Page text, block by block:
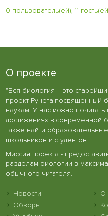
0 пользователь(ей), 11
О проекте
"Вся биология" - это
проект Рунета посвященный
наукам. У нас можно
достижениях в современной
также найти
школьников и студентов.
Миссия проекта -
разделам биологии в
обычного читателя.
Новости
Обзоры
О